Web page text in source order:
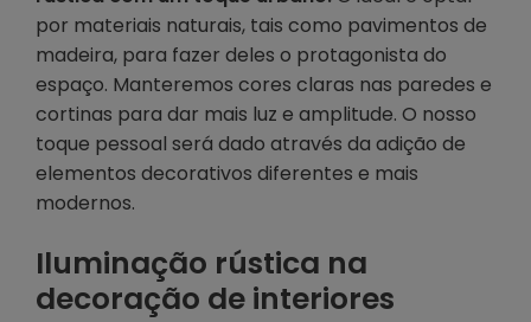
por materiais naturais, tais como pavimentos de
madeira, para fazer deles o protagonista do
espaço. Manteremos cores claras nas paredes e
cortinas para dar mais luz e amplitude. O nosso
toque pessoal será dado através da adição de
elementos decorativos diferentes e mais
modernos.
Iluminação rústica na
decoração de interiores